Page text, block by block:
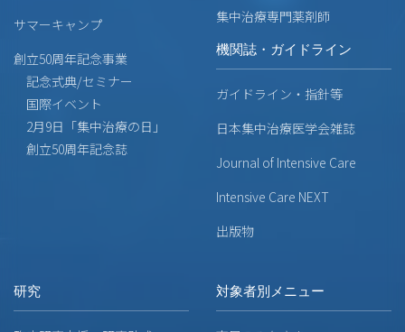
サマーキャンプ
創立50周年記念事業
記念式典/セミナー
国際イベント
2月9日「集中治療の日」
創立50周年記念誌
集中治療専門薬剤師
機関誌・ガイドライン
ガイドライン・指針等
日本集中治療医学会雑誌
Journal of Intensive Care
Intensive Care NEXT
出版物
研究 対象者別メニュー